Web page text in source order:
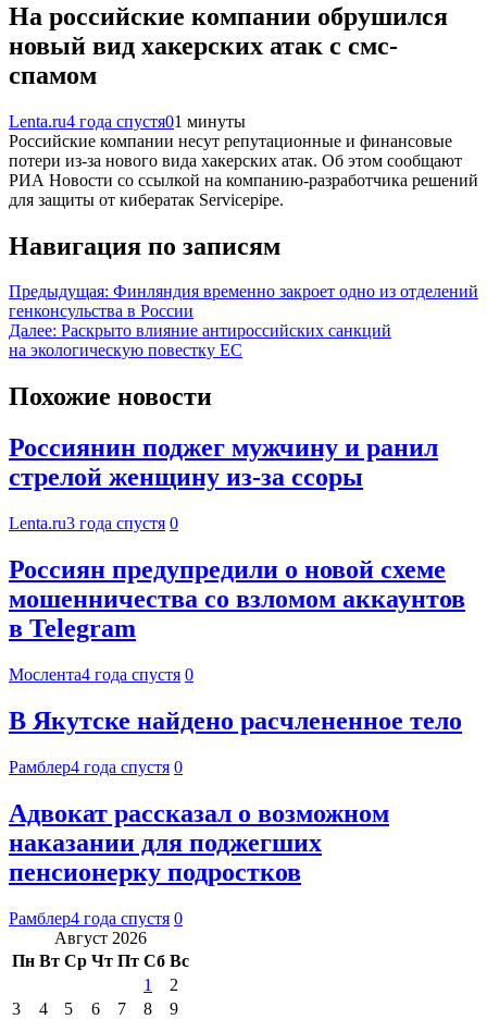
На российские компании обрушился
новый вид хакерских атак с смс-
спамом
Lenta.ru4 года спустя01 минуты
Российские компании несут репутационные и финансовые
потери из-за нового вида хакерских атак. Об этом сообщают
РИА Новости со ссылкой на компанию-разработчика решений
для защиты от кибератак Servicepipe.
Навигация по записям
Предыдущая: Финляндия временно закроет одно из отделений
генконсульства в России
Далее: Раскрыто влияние антироссийских санкций
на экологическую повестку ЕС
Похожие новости
Россиянин поджег мужчину и ранил
стрелой женщину из-за ссоры
Lenta.ru3 года спустя 0
Россиян предупредили о новой схеме
мошенничества со взломом аккаунтов
в Telegram
Мослента4 года спустя 0
В Якутске найдено расчлененное тело
Рамблер4 года спустя 0
Адвокат рассказал о возможном
наказании для поджегших
пенсионерку подростков
Рамблер4 года спустя 0
Август 2026
Пн Вт Ср Чт Пт Сб Вс
1
2
3
4 5 6 7 8
9